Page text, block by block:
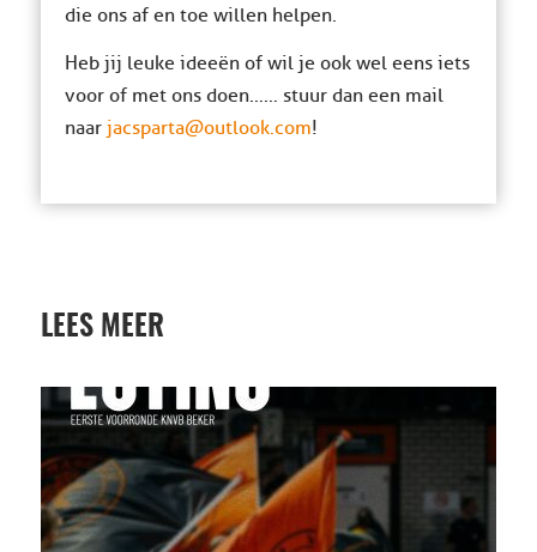
die ons af en toe willen helpen.
Heb jij leuke ideeën of wil je ook wel eens iets
voor of met ons doen…… stuur dan een mail
naar jacsparta@outlook.com!
LEES MEER